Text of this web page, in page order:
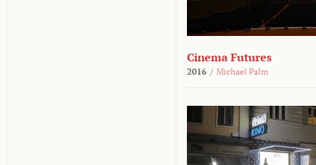
Cinema Futures
2016 / Michael Palm